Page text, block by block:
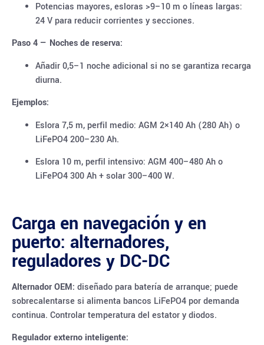
Potencias mayores, esloras >9–10 m o líneas largas:
24 V para reducir corrientes y secciones.
Paso 4 — Noches de reserva:
Añadir 0,5–1 noche adicional si no se garantiza recarga
diurna.
Ejemplos:
Eslora 7,5 m, perfil medio: AGM 2×140 Ah (280 Ah) o
LiFePO4 200–230 Ah.
Eslora 10 m, perfil intensivo: AGM 400–480 Ah o
LiFePO4 300 Ah + solar 300–400 W.
Carga en navegación y en
puerto: alternadores,
reguladores y DC-DC
Alternador OEM: diseñado para batería de arranque; puede
sobrecalentarse si alimenta bancos LiFePO4 por demanda
continua. Controlar temperatura del estator y diodos.
Regulador externo inteligente: